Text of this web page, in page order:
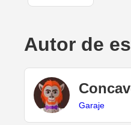
Autor de
Garaje